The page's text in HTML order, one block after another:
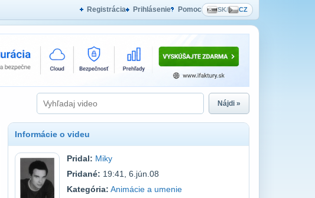
Registrácia Prihlásenie Pomoc SK/ CZ
Nájdi »
Informácie o videu
Pridal: Miky
Pridané: 19:41, 6.jún.08
Kategória: Animácie a umenie